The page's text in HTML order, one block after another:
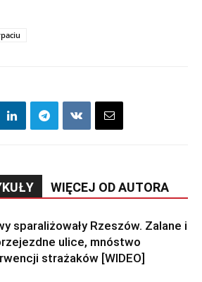
WIĘCEJ OD AUTORA
sparaliżowały Rzeszów. Zalane i
ulice, mnóstwo
strażaków [WIDEO]